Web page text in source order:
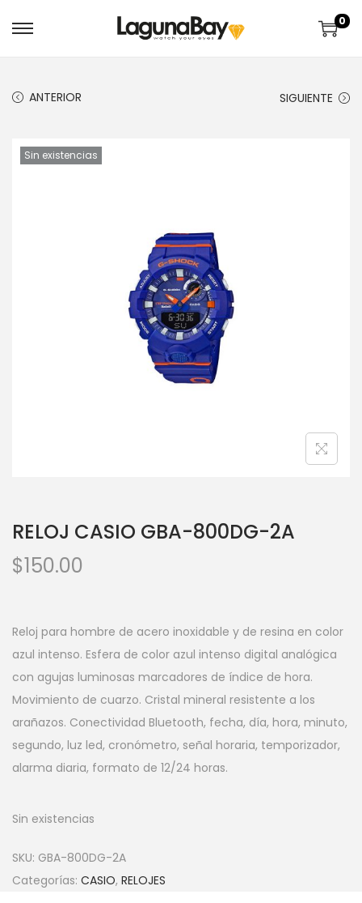
0
ANTERIOR SIGUIENTE
Sin existencias
RELOJ CASIO GBA-800DG-2A
$150.00
Reloj para hombre de acero inoxidable y de resina en color
azul intenso. Esfera de color azul intenso digital analógica
con agujas luminosas marcadores de índice de hora.
Movimiento de cuarzo. Cristal mineral resistente a los
arañazos. Conectividad Bluetooth, fecha, día, hora, minuto,
segundo, luz led, cronómetro, señal horaria, temporizador,
alarma diaria, formato de 12/24 horas.
Sin existencias
SKU: GBA-800DG-2A
Categorías: CASIO, RELOJES